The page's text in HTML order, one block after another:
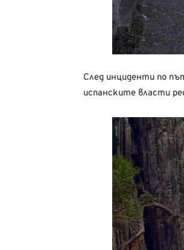
След инциденти по
испанските власти